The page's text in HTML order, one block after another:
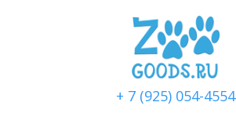
+ 7 (925) 054-4554